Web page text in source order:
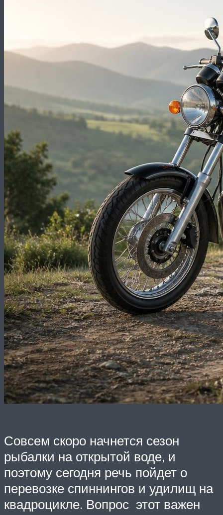
Совсем скоро начнется сезон
рыбалки на открытой воде, и
поэтому сегодня речь пойдет о
перевозке спиннингов и удилищ на
квадроцикле. Вопрос этот важен